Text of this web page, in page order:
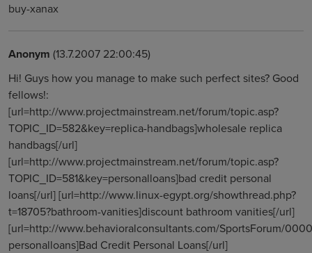
buy-xanax
Anonym (13.7.2007 22:00:45)
Hi! Guys how you manage to make such perfect sites? Good
fellows!:
[url=http://www.projectmainstream.net/forum/topic.asp?
TOPIC_ID=582&key=replica-handbags]wholesale replica
handbags[/url]
[url=http://www.projectmainstream.net/forum/topic.asp?
TOPIC_ID=581&key=personalloans]bad credit personal
loans[/url] [url=http://www.linux-egypt.org/showthread.php?
t=18705?bathroom-vanities]discount bathroom vanities[/url]
[url=http://www.behavioralconsultants.com/SportsForum/
personalloans]Bad Credit Personal Loans[/url]